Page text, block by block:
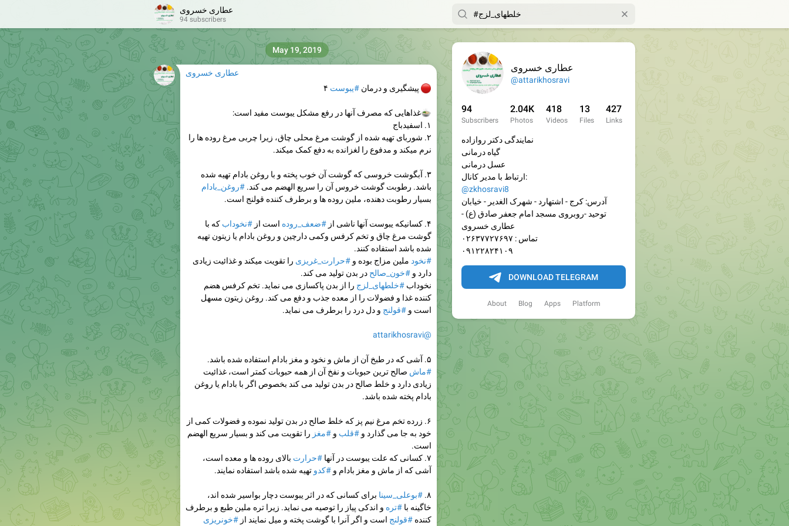
عطاری خسروی
@attarikhosravi
94
Subscribers
2.04K
Photos
418
Videos
13
Files
427
Links
نمایندگی دکتر روازاده
گیاه درمانی
عسل درمانی
ارتباط با مدیر کانال:
@zkhosravi8
آدرس: کرج - اشتهارد - شهرک الغدیر - خیابان
توحید -روبروی مسجد امام جعفر صادق (ع) -
عطاری خسروی
تماس : ۰۲۶۳۷۷۲۷۶۹۷
۰۹۱۲۲۸۲۴۱۰۹
DOWNLOAD TELEGRAM
About Blog Apps Platform
عطاری خسروی
94 subscribers
عطاری خسروی
🔴پیشگیری و درمان#یبوست
🍲غذاهایی که مصرف آنها در رفع مشکل یبوست مفید است:
۱. اسفیدباج
۲. شوربای تهیه شده از گوشت مرغ محلی چاق، زیرا چربی مرغ روده ها را
نرم میکند و مدفوع را لغزانده به دفع کمک میکند.
۳. آبگوشت خروسی که گوشت آن خوب پخته و با روغن بادام تهیه شده
باشد. رطوبت گوشت خروس آن را سریع الهضم می کند. #روغن_بادام
بسیار رطوبت دهنده، ملین روده ها و برطرف کننده قولنج است.
۴. کسانیکه یبوست آنها ناشی از #ضعف_روده است از #نخوداب که با
گوشت مرغ چاق و تخم کرفس وکمی دارچین و روغن بادام یا زیتون تهیه
شده باشد استفاده کنند.
#نخود ملین مزاج بوده و #حرارت_غریزی را تقویت میکند و غذائیت زیادی
دارد و #خون_صالح در بدن تولید می کند.
نخوداب #خلطهای_لزج را از بدن پاکسازی می نماید. تخم کرفس هضم
کننده غذا و فضولات را از معده جذب و دفع می کند. روغن زیتون مسهل
است و #قولنج و دل درد را برطرف می نماید.
@attarikhosravi
۵. آشی که در طبخ آن از ماش و نخود و مغز بادام استفاده شده باشد.
#ماش صالح ترین حبوبات و نفخ آن از همه حبوبات کمتر است، غذائیت
زیادی دارد و خلط صالح در بدن تولید می کند بخصوص اگر با بادام یا روغن
بادام پخته شده باشد.
۶. زرده تخم مرغ نیم پز که خلط صالح در بدن تولید نموده و فضولات کمی از
خود به جا می گذارد و #قلب و #مغز را تقویت می کند و بسیار سریع الهضم
است.
۷. کسانی که علت یبوست در آنها
#حرارت بالای روده ها و معده است،
آشی که از ماش و مغز بادام و #کدو تهیه شده باشد استفاده نمایند.
۸. #بوعلی_سینا برای کسانی که در اثر یبوست دچار بواسیر شده اند،
خاگینه با #تره و اندکی پیاز را توصیه می نماید. زیرا تره ملین طبع و برطرف
کننده #قولنج است و اگر آنرا با گوشت پخته و میل نمایند از #خونریزی
May 19, 2019